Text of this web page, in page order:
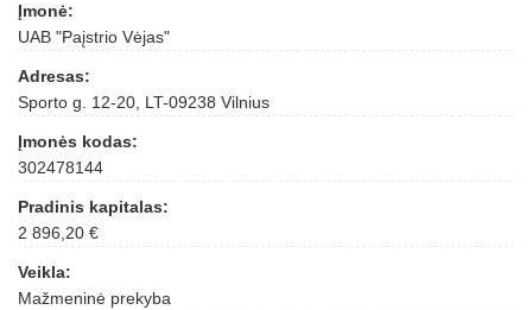
Įmonė:
UAB "Paįstrio Vėjas"
Adresas:
Sporto g. 12-20, LT-09238 Vilnius
Įmonės kodas:
302478144
Pradinis kapitalas:
2 896,20 €
Veikla:
Mažmeninė prekyba